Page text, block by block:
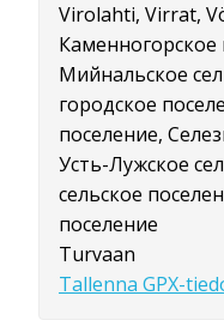
Virolahti, Virrat,
Каменногорское
Мийнальское
городское
поселение,
Усть-Лужское
сельское
поселение
Turvaan
Tallenna GPX-